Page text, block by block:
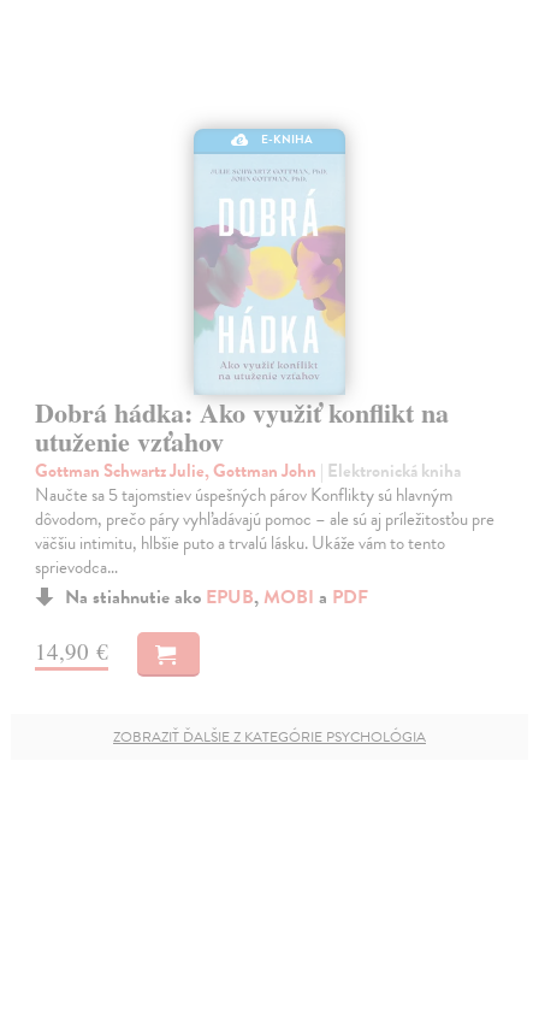
E-KNIHA
Dobrá hádka: Ako využiť konflikt na
utuženie vzťahov
Gottman Schwartz Julie, Gottman John | Elektronická kniha
Naučte sa 5 tajomstiev úspešných párov Konflikty sú hlavným
dôvodom, prečo páry vyhľadávajú pomoc – ale sú aj príležitosťou pre
väčšiu intimitu, hlbšie puto a trvalú lásku. Ukáže vám to tento
sprievodca…
Na stiahnutie ako EPUB, MOBI a PDF
14,90 €
ZOBRAZIŤ ĎALŠIE Z KATEGÓRIE PSYCHOLÓGIA